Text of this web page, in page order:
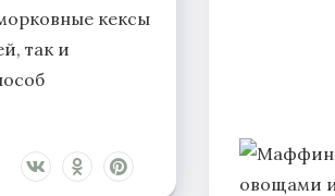
кексы
так и